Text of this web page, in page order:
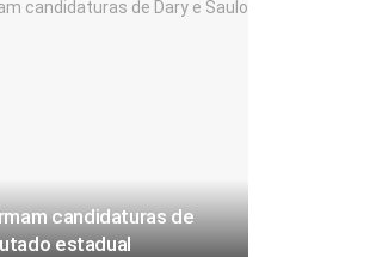
candidaturas de
estadual